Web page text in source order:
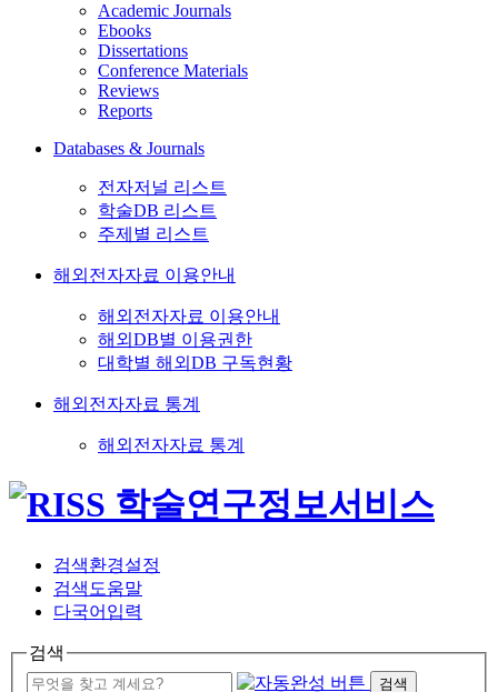
Academic Journals
Ebooks
Dissertations
Conference Materials
Reviews
Reports
Databases & Journals
전자저널 리스트
학술DB 리스트
주제별 리스트
해외전자자료 이용안내
해외전자자료 이용안내
해외DB별 이용권한
대학별 해외DB 구독현황
해외전자자료 통계
해외전자자료 통계
검색환경설정
검색도움말
다국어입력
검색
검색